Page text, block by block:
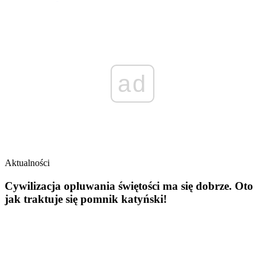
ad
Aktualności
Cywilizacja opluwania świętości ma się dobrze. Oto
jak traktuje się pomnik katyński!